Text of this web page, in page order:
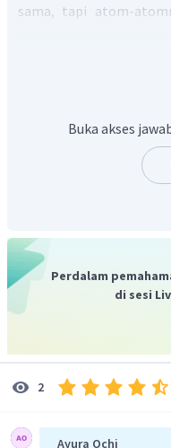
sama, tapi atom-
etana, karena sama
Buka akses
Perdalam
di sesi
2
Ayura Ochi